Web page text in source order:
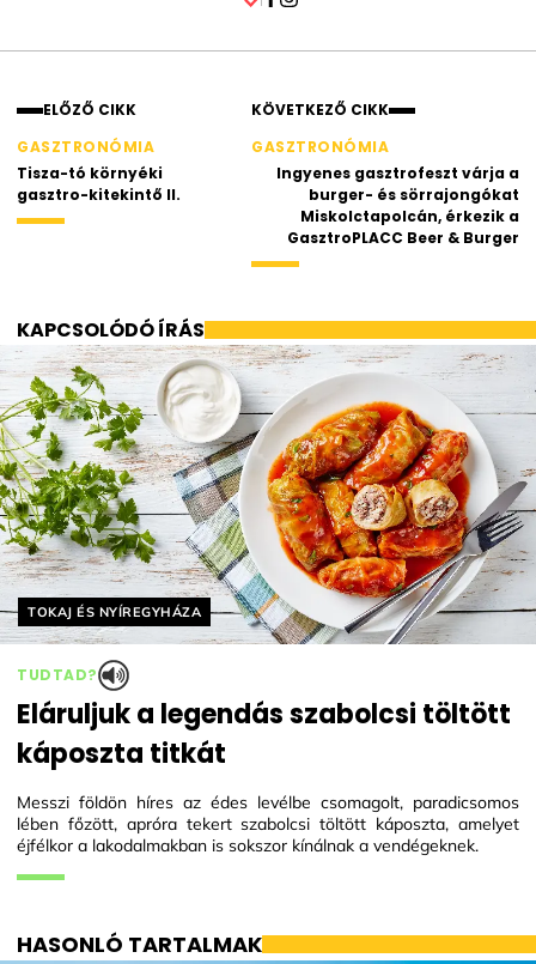
ELŐZŐ CIKK
GASZTRONÓMIA
Tisza-tó környéki
gasztro-kitekintő II.
KÖVETKEZŐ CIKK
GASZTRONÓMIA
Ingyenes gasztrofeszt várja a
burger- és sörrajongókat
Miskolctapolcán, érkezik a
GasztroPLACC Beer & Burger
KAPCSOLÓDÓ ÍRÁS
Helyszín címkék:
TOKAJ ÉS NYÍREGYHÁZA
TUDTAD?
Eláruljuk a legendás szabolcsi töltött
káposzta titkát
Messzi földön híres az édes levélbe csomagolt, paradicsomos
lében főzött, apróra tekert szabolcsi töltött káposzta, amelyet
éjfélkor a lakodalmakban is sokszor kínálnak a vendégeknek.
HASONLÓ TARTALMAK